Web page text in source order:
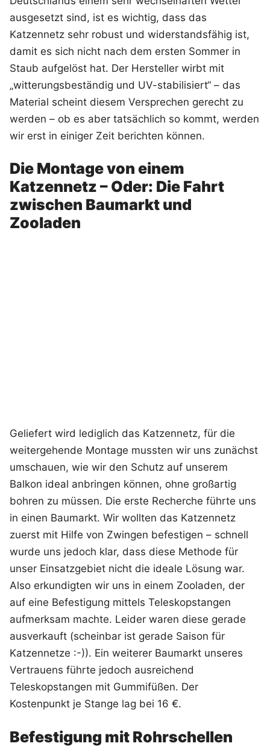
ausgesetzt sind, ist es wichtig, dass das
Katzennetz sehr robust und widerstandsfähig ist,
damit es sich nicht nach dem ersten Sommer in
Staub aufgelöst hat. Der Hersteller wirbt mit
„witterungsbeständig und UV-stabilisiert“ – das
Material scheint diesem Versprechen gerecht zu
werden – ob es aber tatsächlich so kommt, werden
wir erst in einiger Zeit berichten können.
Die Montage von einem
Katzennetz – Oder: Die Fahrt
zwischen Baumarkt und
Zooladen
Geliefert wird lediglich das Katzennetz, für die
weitergehende Montage mussten wir uns zunächst
umschauen, wie wir den Schutz auf unserem
Balkon ideal anbringen können, ohne großartig
bohren zu müssen. Die erste Recherche führte uns
in einen Baumarkt. Wir wollten das Katzennetz
zuerst mit Hilfe von Zwingen befestigen – schnell
wurde uns jedoch klar, dass diese Methode für
unser Einsatzgebiet nicht die ideale Lösung war.
Also erkundigten wir uns in einem Zooladen, der
auf eine Befestigung mittels Teleskopstangen
aufmerksam machte. Leider waren diese gerade
ausverkauft (scheinbar ist gerade Saison für
Katzennetze :-)). Ein weiterer Baumarkt unseres
Vertrauens führte jedoch ausreichend
Teleskopstangen mit Gummifüßen. Der
Kostenpunkt je Stange lag bei 16 €.
Befestigung mit Rohrschellen